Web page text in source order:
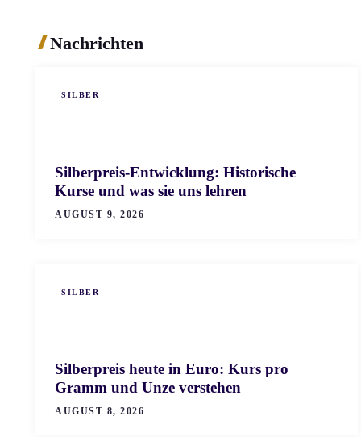
Nachrichten
SILBER
Silberpreis-Entwicklung: Historische
Kurse und was sie uns lehren
AUGUST 9, 2026
SILBER
Silberpreis heute in Euro: Kurs pro
Gramm und Unze verstehen
AUGUST 8, 2026